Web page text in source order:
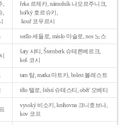
,
,
řeka 르제카, námořník 나모르주니크,
hořký 호르슈키,
kouř 코우르시
sedlo 세들로, máslo 마슬로, nos 노스
šaty 샤티, Šternberk 슈테른베르크,
koš 코시
tam 탐, matka 마트카, bolest 볼레스트
tělo 텔로, štěstí 슈테스티, obět' 오베티
vysoký 비소키, knihovna 크니호브나,
kov 코프